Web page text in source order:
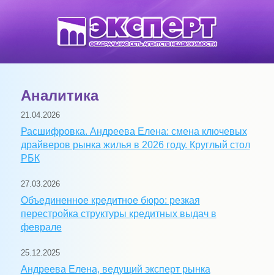
Аналитика
21.04.2026
Расшифровка. Андреева Елена: смена ключевых
драйверов рынка жилья в 2026 году. Круглый стол
РБК
27.03.2026
Объединенное кредитное бюро: резкая
перестройка структуры кредитных выдач в
феврале
25.12.2025
Андреева Елена, ведущий эксперт рынка